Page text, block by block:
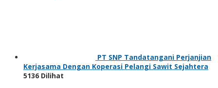
PT SNP Tandatangani Perjanjian
Kerjasama Dengan Koperasi Pelangi Sawit Sejahtera
5136 Dilihat